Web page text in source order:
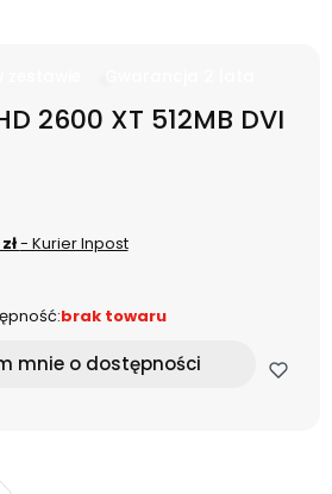
2600 XT 512MB DVI
- Kurier Inpost
brak towaru
mnie o dostępności